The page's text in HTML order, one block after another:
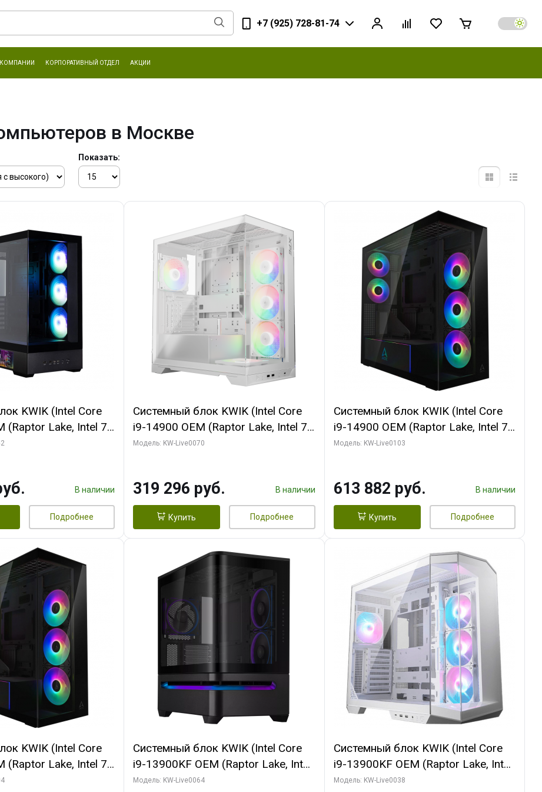
+7 (925) 728-81-74
КОРПОРАТИВНЫЙ ОТДЕЛ АКЦИИ
в Москве
Показать:
KWIK (Intel Core
(Raptor Lake, Intel 7,
64 ГБ ОЗУ (2
512 ГБ SSD)В наличии
Подробнее
Системный блок KWIK (Intel Core
i9-14900 OEM (Raptor Lake, Intel 7,
C24 16EC/8PC// 64 ГБ ОЗУ (2
GDDR7 256bit/ 960 ГБ SSD)
Модель: KW-Live0070
319 296 руб. В наличии
Купить Подробнее
Системный блок KWIK (Intel Core
i9-14900 OEM (Raptor Lake, Intel 7,
C24 16EC/8PC// 64 ГБ ОЗУ (2
Turbo/ 960 ГБ SSD)
Модель: KW-Live0103
613 882 руб. В наличии
Купить Подробнее
KWIK (Intel Core
(Raptor Lake, Intel 7,
64 ГБ ОЗУ (2
Системный блок KWIK (Intel Core
i9-13900KF OEM (Raptor Lake, Intel
7, C24 16EC/8P/ 64 ГБ ОЗУ (2
Модель: KW-Live0064
Системный блок KWIK (Intel Core
i9-13900KF OEM (Raptor Lake, Intel
7, C24 16EC/8P/ 32 ГБ ОЗУ (2
Модель: KW-Live0038